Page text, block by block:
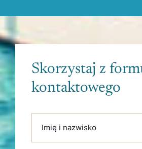
Skorzystaj z
kontaktowego
Imię i nazwisko